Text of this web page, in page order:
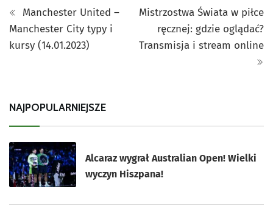
Manchester United –
Manchester City typy i
kursy (14.01.2023)
Mistrzostwa Świata w piłce
ręcznej: gdzie oglądać?
Transmisja i stream online
NAJPOPULARNIEJSZE
Alcaraz wygrał Australian Open! Wielki
wyczyn Hiszpana!